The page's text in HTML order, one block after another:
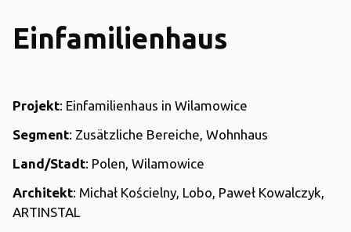
Einfamilienhaus
Projekt: Einfamilienhaus in Wilamowice
Segment: Zusätzliche Bereiche, Wohnhaus
Land/Stadt: Polen, Wilamowice
Architekt: Michał Kościelny, Lobo, Paweł Kowalczyk,
ARTINSTAL